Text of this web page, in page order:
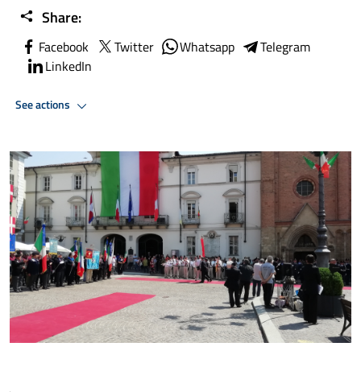
Share:
Facebook Twitter Whatsapp
Telegram
LinkedIn
See actions